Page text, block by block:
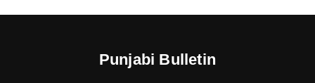
Punjabi Bulletin